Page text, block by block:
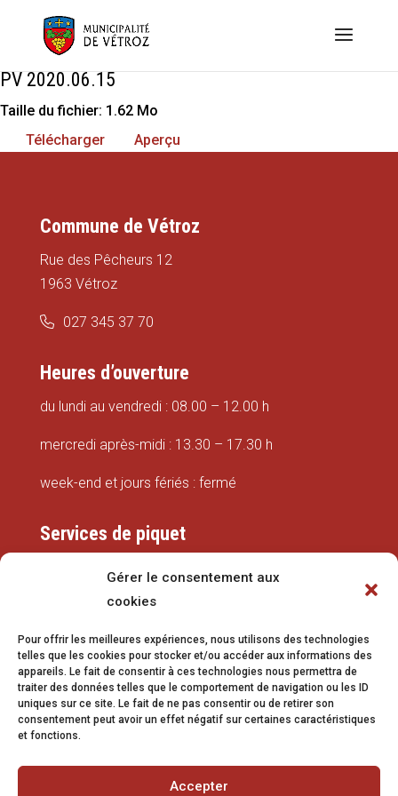
Gérer le consentement aux
cookies
Pour offrir les meilleures expériences, nous utilisons des technologies
telles que les cookies pour stocker et/ou accéder aux informations des
appareils. Le fait de consentir à ces technologies nous permettra de
traiter des données telles que le comportement de navigation ou les ID
uniques sur ce site. Le fait de ne pas consentir ou de retirer son
consentement peut avoir un effet négatif sur certaines caractéristiques
et fonctions.
Accepter
PV 2020.06.15
Taille du fichier: 1.62 Mo
Télécharger
Aperçu
Commune de Vétroz
Rue des Pêcheurs 12
1963 Vétroz
027 345 37 70
Heures d’ouverture
du lundi au vendredi : 08.00 – 12.00 h
mercredi après-midi : 13.30 – 17.30 h
week-end et jours fériés : fermé
Services de piquet
079 337 66 42
eaux@vetroz.ch
Travaux publics
079 213 92 08